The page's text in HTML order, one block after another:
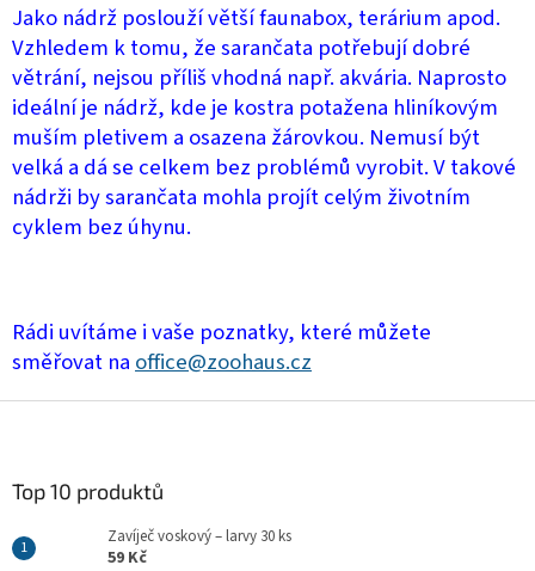
Jako nádrž poslouží větší faunabox, terárium apod.
Vzhledem k tomu, že sarančata potřebují dobré
větrání, nejsou příliš vhodná např. akvária. Naprosto
ideální je nádrž, kde je kostra potažena hliníkovým
muším pletivem a osazena žárovkou. Nemusí být
velká a dá se celkem bez problémů vyrobit. V takové
nádrži by sarančata mohla projít celým životním
cyklem bez úhynu.
Rádi uvítáme i vaše poznatky, které můžete
směřovat na office@zoohaus.cz
Top 10 produktů
Zavíječ voskový – larvy 30 ks
59 Kč